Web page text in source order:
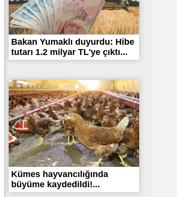
Bakan Yumaklı duyurdu: Hibe
tutarı 1.2 milyar TL'ye çıktı...
Kümes hayvancılığında
büyüme kaydedildi!...